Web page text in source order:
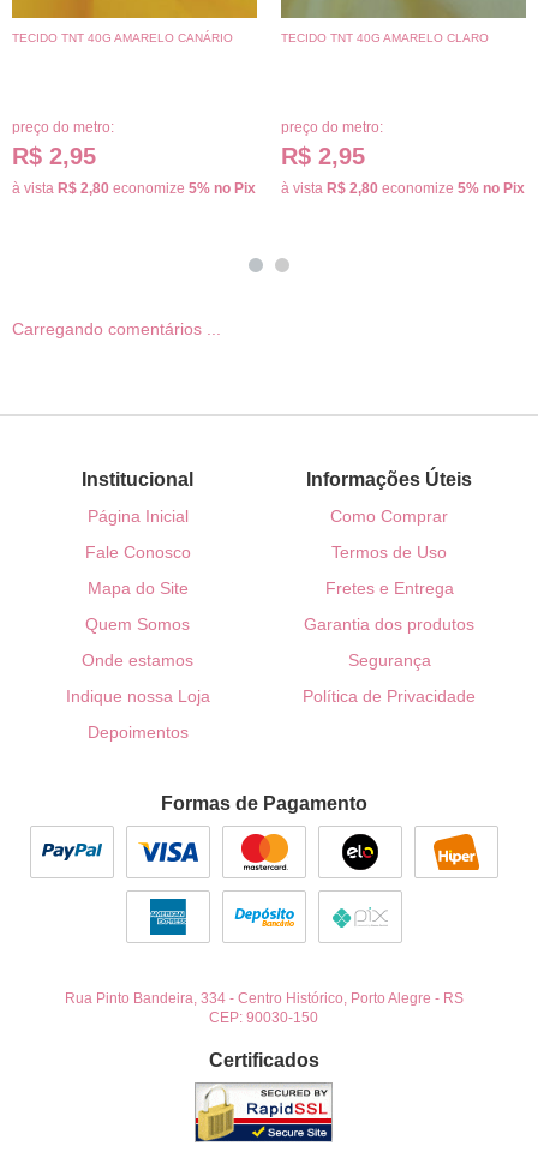
TECIDO TNT 40G AMARELO CANÁRIO
preço do metro:
R$ 2,95
à vista R$ 2,80 economize 5% no Pix
TECIDO TNT 40G AMARELO CLARO
preço do metro:
R$ 2,95
à vista R$ 2,80 economize 5% no Pix
Carregando comentários ...
Institucional
Página Inicial
Fale Conosco
Mapa do Site
Quem Somos
Onde estamos
Indique nossa Loja
Depoimentos
Informações Úteis
Como Comprar
Termos de Uso
Fretes e Entrega
Garantia dos produtos
Segurança
Política de Privacidade
Formas de Pagamento
Rua Pinto Bandeira, 334- Centro Histórico, Porto Alegre - RS
CEP: 90030-150
Certificados